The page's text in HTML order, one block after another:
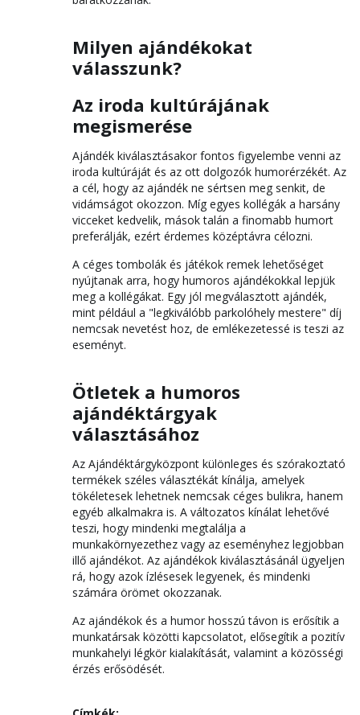
Milyen ajándékokat
válasszunk?
Az iroda kultúrájának
megismerése
Ajándék kiválasztásakor fontos figyelembe venni az
iroda kultúráját és az ott dolgozók humorérzékét. Az
a cél, hogy az ajándék ne sértsen meg senkit, de
vidámságot okozzon. Míg egyes kollégák a harsány
vicceket kedvelik, mások talán a finomabb humort
preferálják, ezért érdemes középtávra célozni.
A céges tombolák és játékok remek lehetőséget
nyújtanak arra, hogy humoros ajándékokkal lepjük
meg a kollégákat. Egy jól megválasztott ajándék,
mint például a "legkiválóbb parkolóhely mestere" díj
nemcsak nevetést hoz, de emlékezetessé is teszi az
eseményt.
Ötletek a humoros
ajándéktárgyak
választásához
Az Ajándéktárgyközpont különleges és szórakoztató
termékek széles választékát kínálja, amelyek
tökéletesek lehetnek nemcsak céges bulikra, hanem
egyéb alkalmakra is. A változatos kínálat lehetővé
teszi, hogy mindenki megtalálja a
munkakörnyezethez vagy az eseményhez legjobban
illő ajándékot. Az ajándékok kiválasztásánál ügyeljen
rá, hogy azok ízlésesek legyenek, és mindenki
számára örömet okozzanak.
Az ajándékok és a humor hosszú távon is erősítik a
munkatársak közötti kapcsolatot, elősegítik a pozitív
munkahelyi légkör kialakítását, valamint a közösségi
érzés erősödését.